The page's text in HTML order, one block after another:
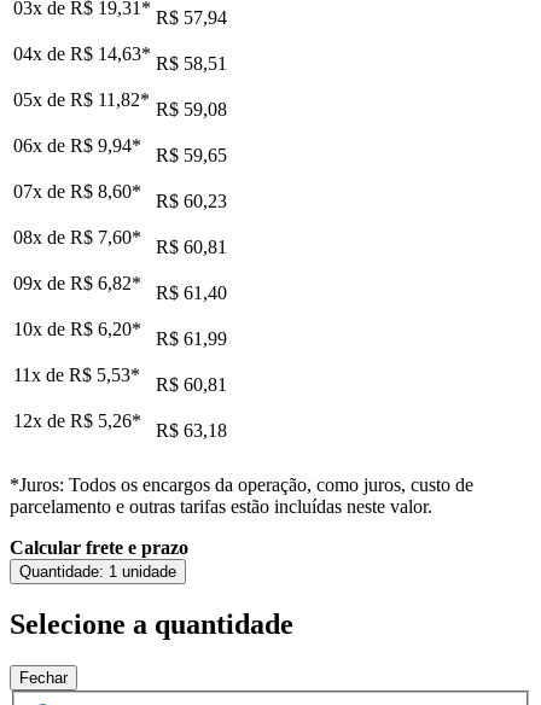
03x de R$ 19,31* R$ 57,94
04x de R$ 14,63* R$ 58,51
05x de R$ 11,82* R$ 59,08
06x de R$ 9,94*
R$ 59,65
07x de R$ 8,60*
R$ 60,23
08x de R$ 7,60*
R$ 60,81
09x de R$ 6,82*
R$ 61,40
10x de R$ 6,20*
R$ 61,99
11x de R$ 5,53*
R$ 60,81
12x de R$ 5,26* R$ 63,18
*Juros: Todos os encargos da operação, como juros, custo de
parcelamento e outras tarifas estão incluídas neste valor.
Calcular frete e prazo
Quantidade: 1 unidade
Selecione a quantidade
Fechar